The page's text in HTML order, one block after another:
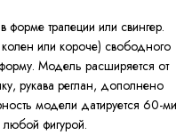
трапеции или свингер.
или короче) свободного
Модель расширяется от
рукава реглан, дополнено
модели датируется 60-ми
фигурой.